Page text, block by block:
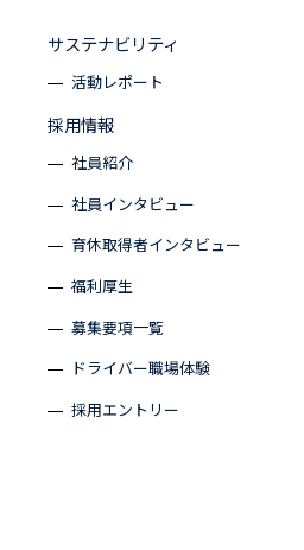
サステナビリティ
活動レポート
採用情報
社員紹介
社員インタビュー
育休取得者インタビュー
福利厚生
募集要項一覧
ドライバー職場体験
採用エントリー